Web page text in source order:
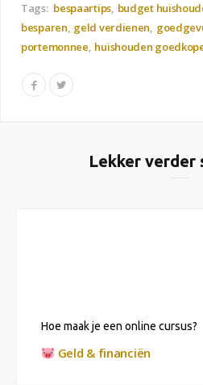
Tags: bespaartips budget
besparen geld verdienen
portemonnee huishouden
Lekker verder
Hoe maak je een online cursus?
Geld & financiën